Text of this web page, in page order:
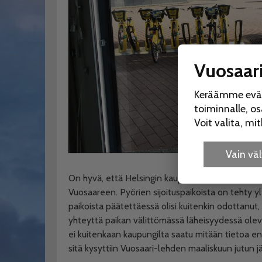
On hyvä, että Helsingin kaupunki edistää
Vuosaareen. Pyörien sijoituspaikoista on tehty
paikoista päätettäessä olisi kuitenkin
yhteyttä paikan välittömässä läheisyydessä
ei kuitenkaan kaupungilta saatu mitään tietoa
sitä kysyttiin Vuosaari-lehden maaliskuun jutun
Keräämme
toiminnalle,
Voit valita,
Vain